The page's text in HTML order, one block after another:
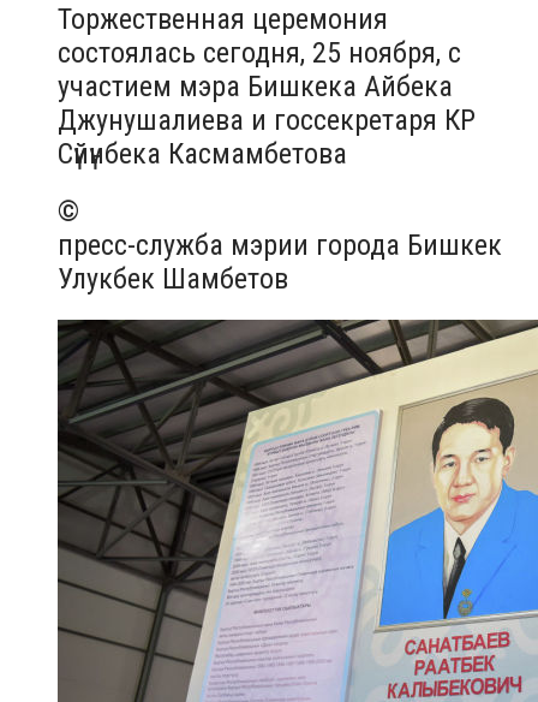
Торжественная церемония
состоялась сегодня, 25 ноября, с
участием мэра Бишкека Айбека
Джунушалиева и госсекретаря КР
Сүйүнбека Касмамбетова
©
пресс-служба мэрии города Бишкек
Улукбек Шамбетов